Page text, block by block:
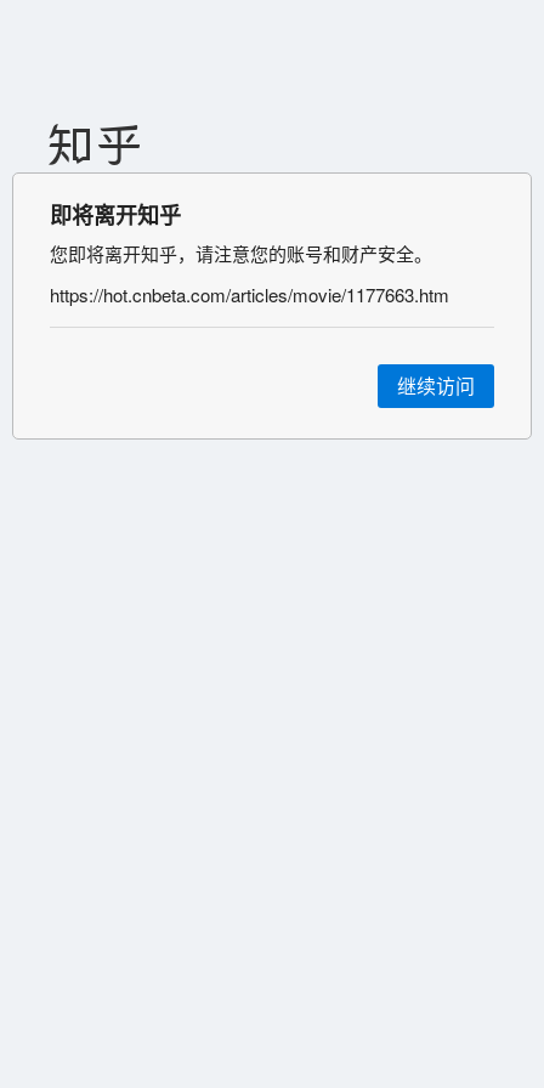
即将离开知乎
您即将离开知乎，请注意您的账号和财产安全。
https://hot.cnbeta.com/articles/movie/1177663.htm
继续访问